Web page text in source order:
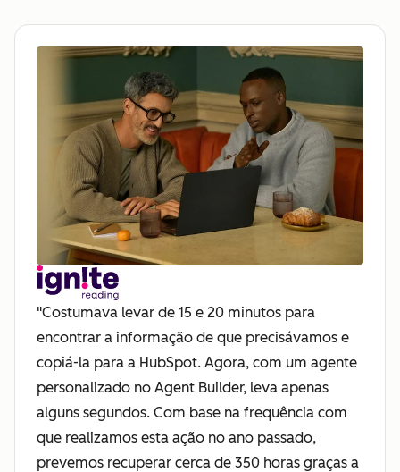
"Costumava levar de 15 e 20 minutos para
encontrar a informação de que precisávamos e
copiá-la para a HubSpot. Agora, com um agente
personalizado no Agent Builder, leva apenas
alguns segundos. Com base na frequência com
que realizamos esta ação no ano passado,
prevemos recuperar cerca de 350 horas graças a